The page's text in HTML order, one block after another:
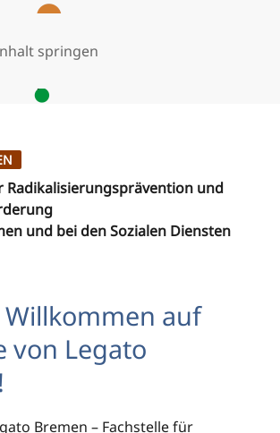
springen
Radikalisierungsprävention und
und bei den Sozialen Diensten
Willkommen auf
von Legato
Bremen– Fachstelle für